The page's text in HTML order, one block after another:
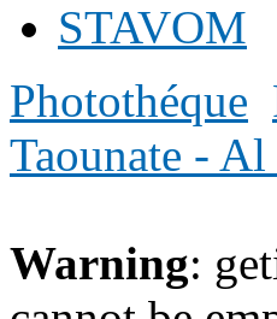
STAVOM
Photothéque
Taounate -
Warning: